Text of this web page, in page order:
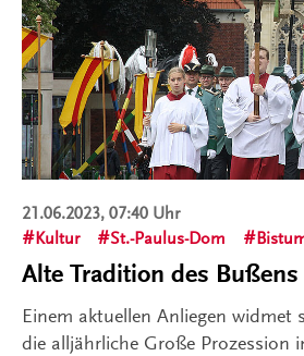
21.06.2023, 07:40 Uhr
Kultur
St.-Paulus-Dom
Alte Tradition des
Einem aktuellen Anliegen widmet
die alljährliche Große Prozession